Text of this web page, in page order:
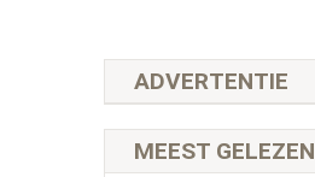
ADVERTENTIE
MEEST GELEZEN